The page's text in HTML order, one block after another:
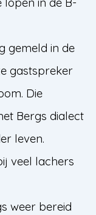
gemeld in de
gastspreker
Die
Bergs dialect
leven.
veel lachers
weer bereid